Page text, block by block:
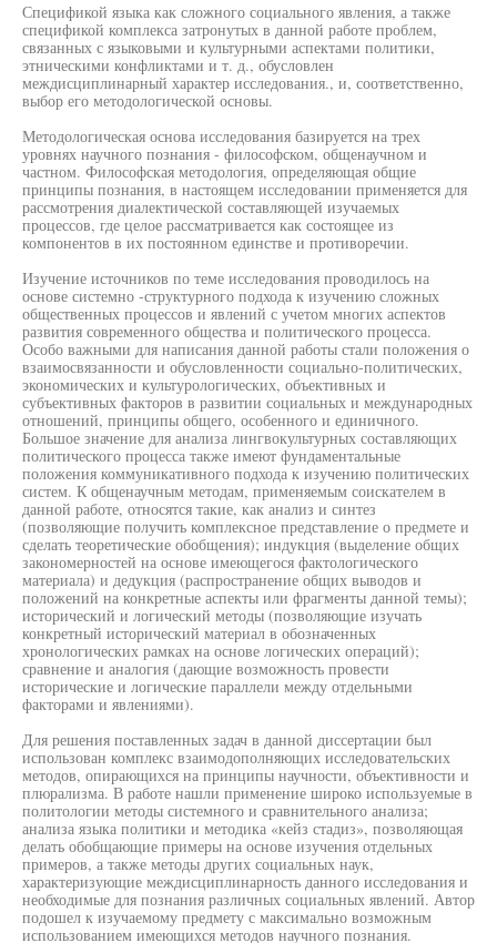
Спецификой языка как сложного социального явления, а также
спецификой комплекса затронутых в данной работе проблем,
связанных с языковыми и культурными аспектами политики,
этническими конфликтами и т. д., обусловлен
междисциплинарный характер исследования., и, соответственно,
выбор его методологической основы.
Методологическая основа исследования базируется на трех
уровнях научного познания - философском, общенаучном и
частном. Философская методология, определяющая общие
принципы познания, в настоящем исследовании применяется для
рассмотрения диалектической составляющей изучаемых
процессов, где целое рассматривается как состоящее из
компонентов в их постоянном единстве и противоречии.
Изучение источников по теме исследования проводилось на
основе системно -структурного подхода к изучению сложных
общественных процессов и явлений с учетом многих аспектов
развития современного общества и политического процесса.
Особо важными для написания данной работы стали положения о
взаимосвязанности и обусловленности социально-политических,
экономических и культурологических, объективных и
субъективных факторов в развитии социальных и международных
отношений, принципы общего, особенного и единичного.
Большое значение для анализа лингвокультурных составляющих
политического процесса также имеют фундаментальные
положения коммуникативного подхода к изучению политических
систем. К общенаучным методам, применяемым соискателем в
данной работе, относятся такие, как анализ и синтез
(позволяющие получить комплексное представление о предмете и
сделать теоретические обобщения); индукция (выделение общих
закономерностей на основе имеющегося фактологического
материала) и дедукция (распространение общих выводов и
положений на конкретные аспекты или фрагменты данной темы);
исторический и логический методы (позволяющие изучать
конкретный исторический материал в обозначенных
хронологических рамках на основе логических операций);
сравнение и аналогия (дающие возможность провести
исторические и логические параллели между отдельными
факторами и явлениями).
Для решения поставленных задач в данной диссертации был
использован комплекс взаимодополняющих исследовательских
методов, опирающихся на принципы научности, объективности и
плюрализма. В работе нашли применение широко используемые в
политологии методы системного и сравнительного анализа;
анализа языка политики и методика «кейз стадиз», позволяющая
делать обобщающие примеры на основе изучения отдельных
примеров, а также методы других социальных наук,
характеризующие междисциплинарность данного исследования и
необходимые для познания различных социальных явлений. Автор
подошел к изучаемому предмету с максимально возможным
использованием имеющихся методов научного познания.